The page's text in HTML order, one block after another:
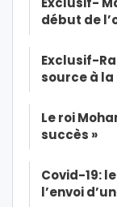
début de
Exclusif-
source à
Le roi
succès »
Covid-19:
l’envoi